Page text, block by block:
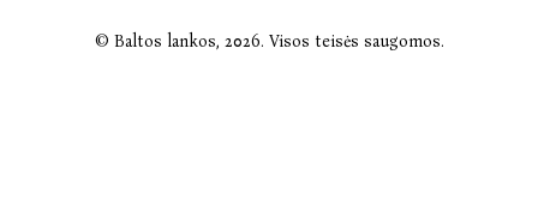
© Baltos lankos, 2026. Visos teisės saugomos.